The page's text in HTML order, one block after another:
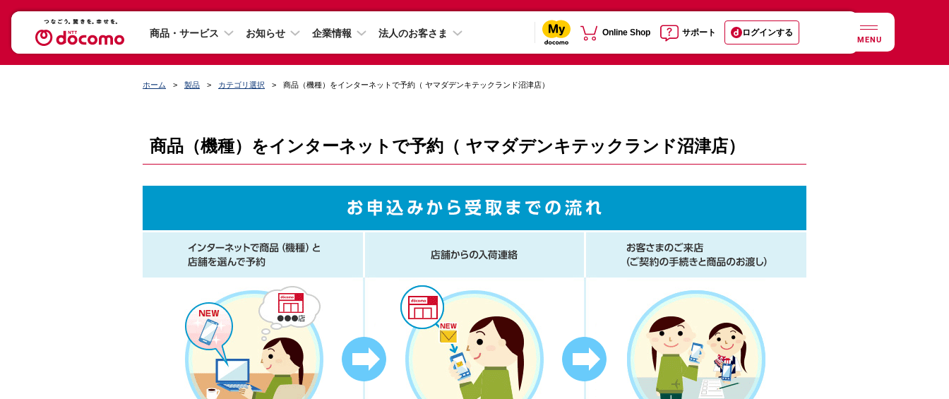
商品・サービス お知らせ 企業情報 法人のお客さま Online Shop サポート ログインする
MENU
ホーム 製品 カテゴリ選択 商品（機種）をインターネットで予約（ ヤマダデンキテックランド沼津店）
商品（機種）をインターネットで予約（ ヤマダデンキテックランド沼津店）